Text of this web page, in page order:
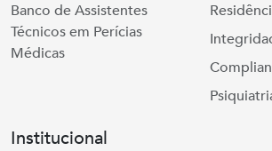
Banco de Assistentes
Técnicos em Perícias
Médicas
Institucional